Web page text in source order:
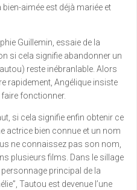
aimée est déjà mariée et
Guillemin, essaie de la
si cela signifie abandonner un
reste inébranlable. Alors
rapidement, Angélique insiste
faire fonctionner.
si cela signifie enfin obtenir ce
actrice bien connue et un nom
ne connaissez pas son nom,
plusieurs films. Dans le sillage
principal de la
Tautou est devenue l’une